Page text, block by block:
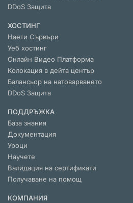
DDoS Защита
ХОСТИНГ
Наети Сървъри
Уеб хостинг
Онлайн Видео Платформа
Колокация в дейта център
Балансьор на натоварването
DDoS Защита
ПОДДРЪЖКА
База знания
Документация
Уроци
Научете
Валидация на сертификати
Получаване на помощ
КОМПАНИЯ